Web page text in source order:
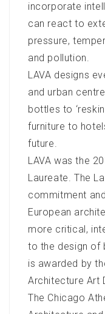
incorporate
can react to
pressure,
and pollution.
LAVA designs
and urban
bottles to
furniture to
future.
LAVA was the
Laureate. The
commitment
European
more critical,
to the design of
is awarded by
Architecture Art
The Chicago